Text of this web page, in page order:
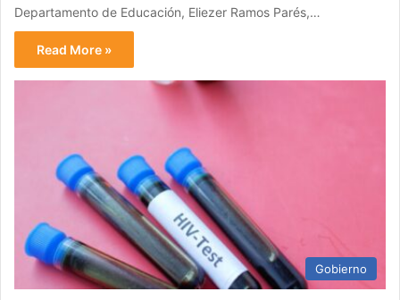
Departamento de Educación, Eliezer Ramos Parés,…
Read More »
Gobierno